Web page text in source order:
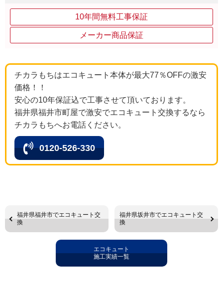
10年間無料工事保証
メーカー商品保証
チカラもちはエコキュート本体が最大77％OFFの激安
価格！！
安心の10年保証込で工事させて頂いております。
福井県福井市町屋で激安でエコキュート交換するなら
チカラもちへお電話ください。
0120-526-330
福井県福井市でエコキュート交
換
福井県坂井市でエコキュート交
換
エコキュート
施工実績一覧